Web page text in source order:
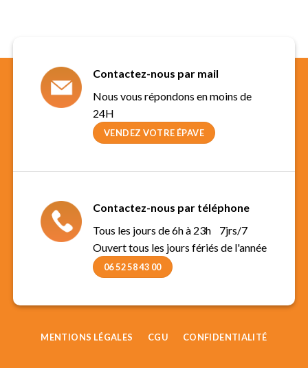
Contactez-nous par mail
Nous vous répondons en moins de
24H
VENDEZ VOTRE ÉPAVE
Contactez-nous par téléphone
Tous les jours de 6h à 23h 7jrs/7
Ouvert tous les jours fériés de l'année
06 52 58 43 00
MENTIONS LÉGALES CGU CONFIDENTIALITÉ